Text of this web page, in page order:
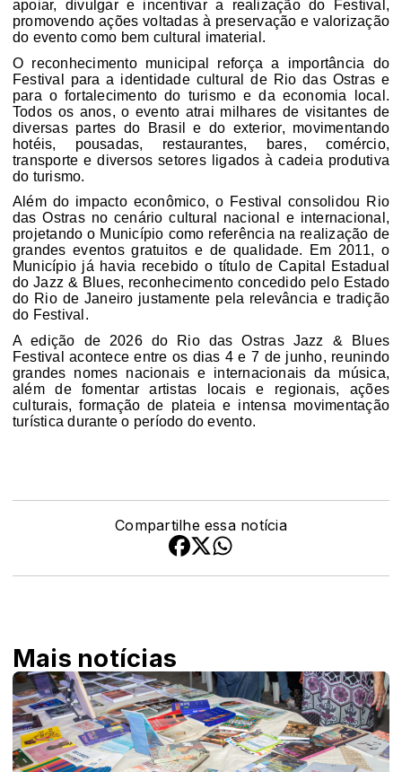
apoiar, divulgar e incentivar a realização do Festival,
promovendo ações voltadas à preservação e valorização
do evento como bem cultural imaterial.
O reconhecimento municipal reforça a importância do
Festival para a identidade cultural de Rio das Ostras e
para o fortalecimento do turismo e da economia local.
Todos os anos, o evento atrai milhares de visitantes de
diversas partes do Brasil e do exterior, movimentando
hotéis, pousadas, restaurantes, bares, comércio,
transporte e diversos setores ligados à cadeia produtiva
do turismo.
Além do impacto econômico, o Festival consolidou Rio
das Ostras no cenário cultural nacional e internacional,
projetando o Município como referência na realização de
grandes eventos gratuitos e de qualidade. Em 2011, o
Município já havia recebido o título de Capital Estadual
do Jazz & Blues, reconhecimento concedido pelo Estado
do Rio de Janeiro justamente pela relevância e tradição
do Festival.
A edição de 2026 do Rio das Ostras Jazz & Blues
Festival acontece entre os dias 4 e 7 de junho, reunindo
grandes nomes nacionais e internacionais da música,
além de fomentar artistas locais e regionais, ações
culturais, formação de plateia e intensa movimentação
turística durante o período do evento.
Compartilhe essa notícia
Mais notícias